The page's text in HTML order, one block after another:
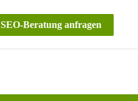
SEO-Beratung anfragen